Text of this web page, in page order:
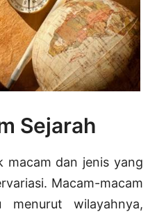
Sejarah
macam dan jenis yang
Macam-macam
menurut wilayahnya,